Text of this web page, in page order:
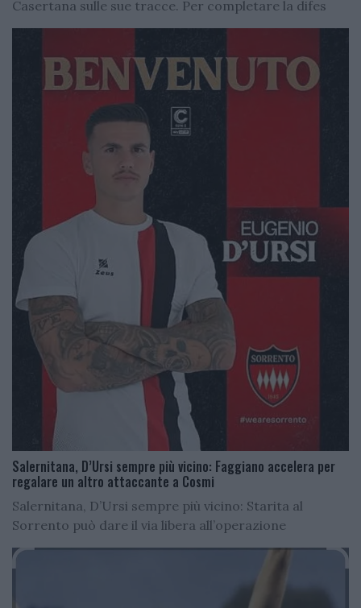
Casertana sulle sue tracce. Per completare la difes
Salernitana, D’Ursi sempre più vicino: Faggiano accelera per
regalare un altro attaccante a Cosmi
Salernitana, D’Ursi sempre più vicino: Starita al
Sorrento può dare il via libera all’operazione